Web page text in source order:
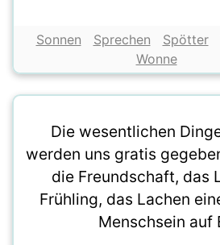
Sonnen Sprechen Spötter
Wonne
Die wesentlichen
werden uns gratis
die Freundschaft, das
Frühling, das Lachen
Menschsein auf